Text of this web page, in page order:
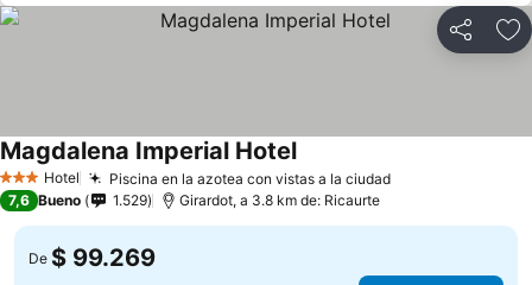
Compartir
3 Estrellas
Hotel Piscina en la azotea con vistas a la ciudad
Magdalena Imperial Hotel
7,6 Bueno 1.529 Girardot, a 3.8 km de: Ricaurte
De $ 99.269